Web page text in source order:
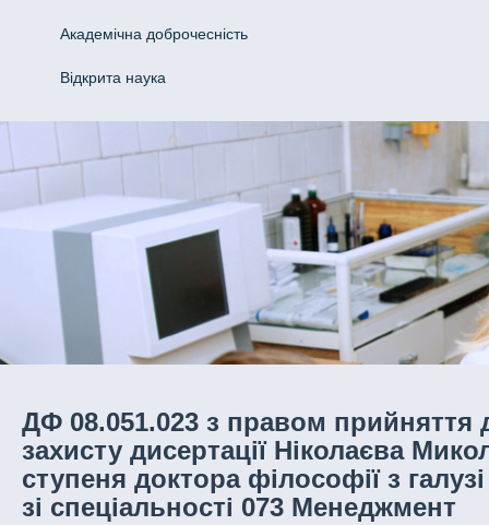
Академічна доброчесність
Відкрита наука
ДФ 08.051.023 з правом прийняття
захисту дисертації Ніколаєва
ступеня доктора філософії з
зі спеціальності 073 Менеджмент